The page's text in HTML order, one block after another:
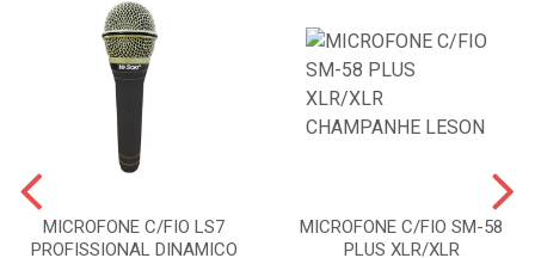
MICROFONE C/FIO LS7
PROFISSIONAL DINAMICO
MICROFONE C/FIO SM-58
PLUS XLR/XLR